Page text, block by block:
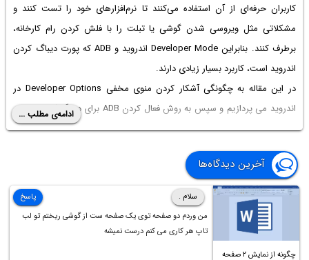
کاربران حرفه‌ای از آن استفاده می‌کنند تا نرم‌افزارهای خود را تست کنند و
مشکلاتی مثل ویروسی شدن گوشی یا تبلت را با فلش کردن رام کارخانه،
برطرف کنند. بنابراین Developer Mode اندروید و ADB که پورت دیباگ کردن
اندروید است، کاربرد بسیار زیادی دارند.
در این مقاله به چگونگی آشکار کردن منوی مخفی Developer Options در
اندروید می پردازیم و سپس به روش فعال کردن ADB برای دیباگ کردن و امور
متنوع، اشاره می‌کنیم. با ما باشید.
ادامه‌ی مطلب ...
آخرین دیدگاه‌ها
چگونه از نمایش ۲ صفحه
سلام .
من وردم دو صفحه توی یک صفحه ست از گوشی ریختم تو لب
تاپ هر کاری می کنم درست نمیشه
پاسخ